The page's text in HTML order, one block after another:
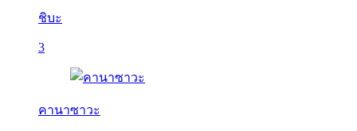
ชิบะ
3
คานาซาวะ